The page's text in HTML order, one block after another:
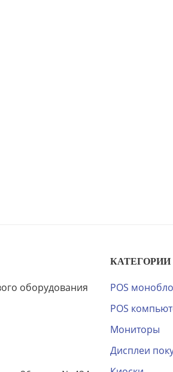
оборудования
КАТЕГОРИИ
POS
POS
Мониторы
Дисплеи